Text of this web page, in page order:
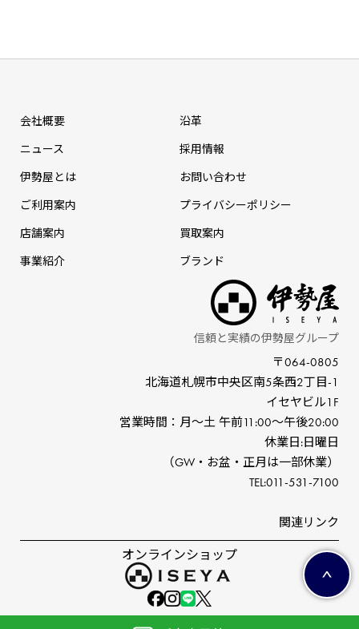
会社概要
ニュース
伊勢屋とは
ご利用案内
店舗案内
事業紹介
沿革
採⽤情報
お問い合わせ
プライバシーポリシー
買取案内
ブランド
信頼と実績の伊勢屋グループ
〒064-0805
北海道札幌市中央区南5条⻄2丁⽬-1
イセヤビル1F
営業時間：⽉〜⼟ 午前11:00〜午後20:00
休業⽇:⽇曜⽇
（GW‧お盆‧正⽉は⼀部休業）
TEL:011-531-7100
関連リンク
オンラインショップ